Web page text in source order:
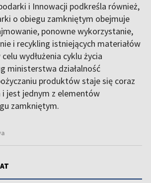
i Innowacji podkreśla również,
o obiegu zamkniętym obejmuje
ponowne wykorzystanie,
i recykling istniejących materiałów
wydłużenia cyklu życia
ministerstwa działalność
produktów staje się coraz
i jest jednym z elementów
zamkniętym.